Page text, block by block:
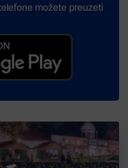
možete preuzeti